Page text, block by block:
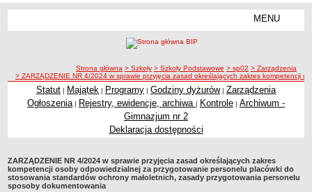
MENU
Zespoły Szkół
Techniczne Zakłady Naukowe
Przedszkola Miejskie
Zlikwidowane gimnazja
Przekształcone szkoły i placówki
ścieżka nawigacji
Strona główna > Szkoły > Szkoły Podstawowe > sp02 > Zarządzenia
> ZARZĄDZENIE NR 4/2024 w sprawie przyjęcia zasad określających zakres kompetencji
Statut | Majątek | Programy | Godziny dyżurów| Zarządzenia
Ogłoszenia | Rejestry, ewidencje, archiwa | Kontrole | Archiwum -
Gimnazjum nr 2
Deklaracja dostępności
ZARZĄDZENIE NR 4/2024 w sprawie przyjęcia zasad określających zakres
kompetencji osoby odpowiedzialnej za przygotowanie personelu placówki do
stosowania standardów ochrony małoletnich, zasady przygotowania personelu
sposoby dokumentowania